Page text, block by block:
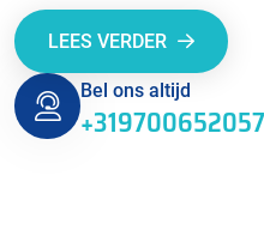
LEES VERDER
Bel ons altijd